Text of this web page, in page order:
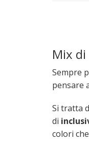
Mix
Sempre
pensare
Si tratta
di
colori